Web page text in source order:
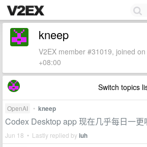
kneep
V2EX member #31019, joined
+08:00
Switch topics
OpenAI • kneep
Codex Desktop app 现在几乎每日一更
Jun 18 • Lastly replied byiuh